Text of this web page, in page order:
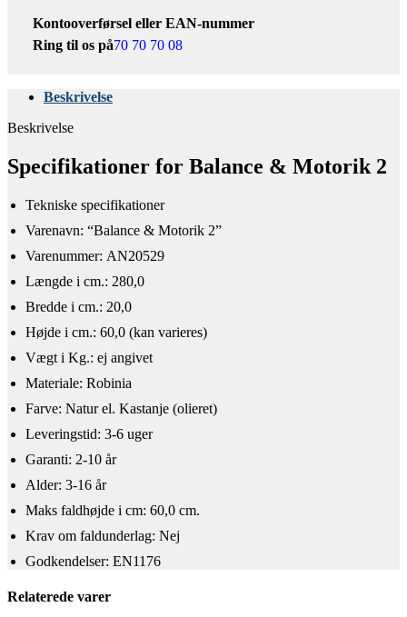
Kontooverførsel eller EAN-nummer
Ring til os på70 70 70 08
Beskrivelse
Beskrivelse
Specifikationer for Balance & Motorik 2
Tekniske specifikationer​
​Varenavn: “Balance & Motorik 2”
Varenummer: AN20529
Længde i cm.: 280,0
Bredde i cm.: 20,0
Højde i cm.: 60,0 (kan varieres)
Vægt i Kg.: ej angivet
Materiale: Robinia
Farve: Natur el. Kastanje (olieret)
Leveringstid: 3-6 uger
Garanti: 2-10 år
Alder: 3-16 år
​Maks faldhøjde i cm: 60,0 cm.
Krav om faldunderlag: Nej
Godkendelser: EN1176
Relaterede varer